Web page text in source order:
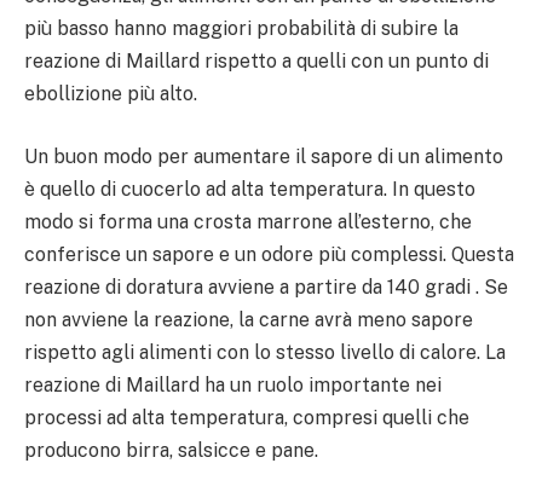
più basso hanno maggiori probabilità di subire la
reazione di Maillard rispetto a quelli con un punto di
ebollizione più alto.
Un buon modo per aumentare il sapore di un alimento
è quello di cuocerlo ad alta temperatura. In questo
modo si forma una crosta marrone all’esterno, che
conferisce un sapore e un odore più complessi. Questa
reazione di doratura avviene a partire da 140 gradi . Se
non avviene la reazione, la carne avrà meno sapore
rispetto agli alimenti con lo stesso livello di calore. La
reazione di Maillard ha un ruolo importante nei
processi ad alta temperatura, compresi quelli che
producono birra, salsicce e pane.